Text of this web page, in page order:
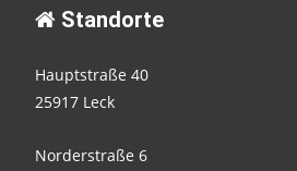
Standorte
Hauptstraße 40
25917 Leck
Norderstraße 6